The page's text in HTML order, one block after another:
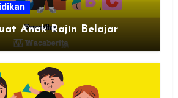
Anak Rajin Belajar